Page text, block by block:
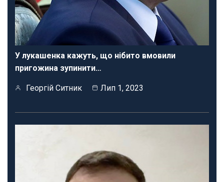
У лукашенка кажуть, що нібито вмовили
пригожина зупинити…
Георгій Ситник Лип 1, 2023